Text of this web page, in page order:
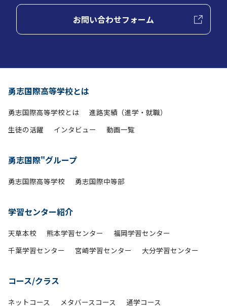
お問い合わせフォーム
勇志国際高等学校とは
勇志国際高等学校とは
進路実績（進学・就職）
生徒の活躍
インタビュー 動画一覧
勇志国際"グループ
勇志国際高等学校 勇志国際中等部
学習センター紹介
天草本校 熊本学習センター
福岡学習センター
千葉学習センター
宮崎学習センター 大分学習センター
コース/クラス
ネットコース メタバースコース
通学コース